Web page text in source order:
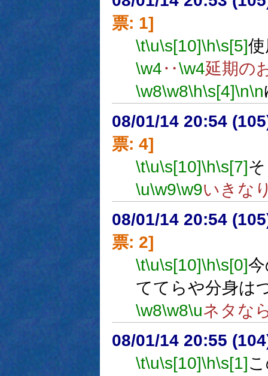
票: 1]
\t\u\s[10]\h\s[5]
\w4‥\w4延期の
\w8\w8\h\s[4]\n\n
08/01/14 20:54
票: 4]
\t\u\s[10]\h\s[7]
\u\w9\w9いきな
08/01/14 20:54
票: 2]
\t\u\s[10]\h\s[0]
ててらや分身は
\w8\w8\uネタな
08/01/14 20:55
\t\u\s[10]\h\s[1]